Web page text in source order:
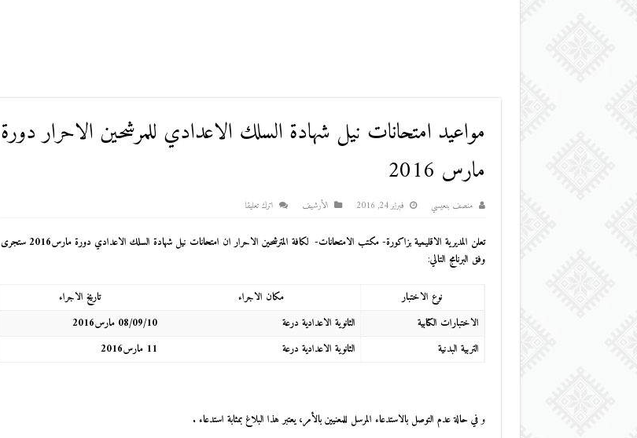
مواعيد امتحانات نيل شهادة السلك الاعدادي للمرشحين الاحرار دورة
مارس 2016
منصف بنعيسي فبراير 24, 2016 اﻷرشيف اترك تعليقا
تعلن المديرية الاقليمية بزاكورة- مكتب الامتحانات- لكافة المترشحين الاحرار ان امتحانات نيل شهادة السلك الاعدادي دورة مارس2016ستجرى
وفق البرنامج التالي:
نوع الاختبار مكان الاجراء
تاريخ الاجراء
الاختبارات الكتابية
الثانوية الاعدادية درعة
08/09/10 مارس2016
التربية البدنية
الثانوية الاعدادية درعة 11 مارس2016
وفي حالة عدم التوصل بالاستدعاء المرسل للمعنيين بالأمر، يعتبر هذا البلاغ بمثابة استدعاء .